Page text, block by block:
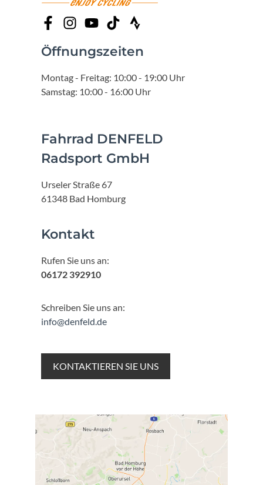
Öffnungszeiten
Montag - Freitag: 10:00 - 19:00 Uhr
Samstag: 10:00 - 16:00 Uhr
Fahrrad DENFELD
Radsport GmbH
Urseler Straße 67
61348 Bad Homburg
Kontakt
Rufen Sie uns an:
06172 392910
Schreiben Sie uns an:
info@denfeld.de
KONTAKTIEREN SIE UNS